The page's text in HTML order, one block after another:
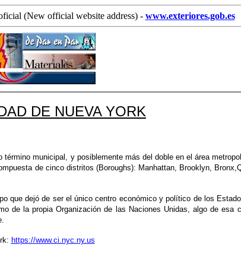
(New official website address) - www.exteriores.gob.es
DE NUEVA YORK
municipal, y posiblemente más del doble en el área
de cinco distritos (Boroughs): Manhattan, Brooklyn,
que dejó de ser el único centro económico y político de los
de la propia Organización de las Naciones Unidas, algo de esa
https://www.ci.nyc.ny.us